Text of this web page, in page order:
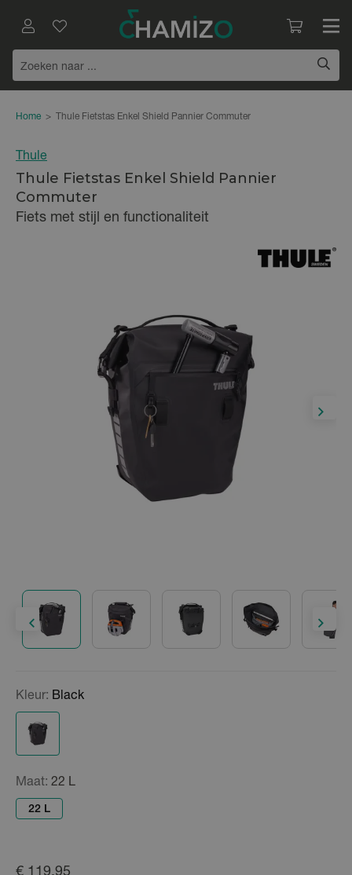
Home > Thule Fietstas Enkel Shield Pannier Commuter
Thule
Thule Fietstas Enkel Shield Pannier
Commuter
Fiets met stijl en functionaliteit
Kleur: Black
Maat: 22 L
22 L